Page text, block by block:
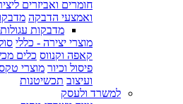
חומרים ואביזרים
ואמצעי הדבקה
מדבקות עגולות
מוצרי יצירה - כללי
קאפה וקנווס כלים
פיסול וכיור מוצרי
ועיצוב תכשיטנות
למשרד ולעסק